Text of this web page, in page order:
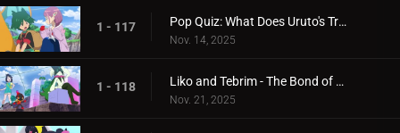
1 - 117 Pop Quiz: What Does Uruto's Training Involve?
Nov. 14, 2025
1 - 118 Liko and Tebrim - The Bond of Happiness!
Nov. 21, 2025